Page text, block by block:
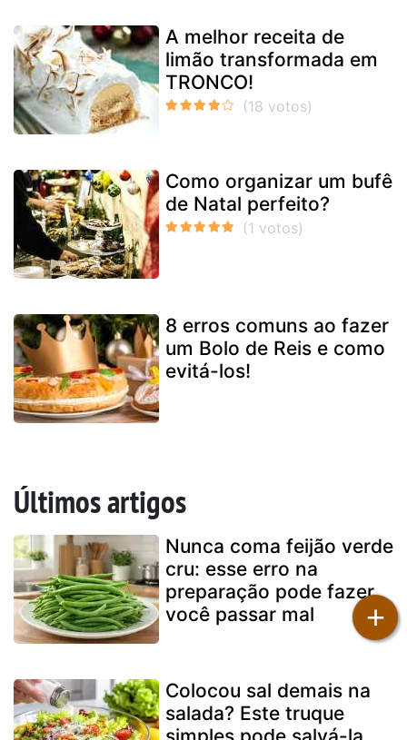
A melhor receita de
limão transformada em
TRONCO!
Como organizar um bufê
de Natal perfeito?
8 erros comuns ao fazer
um Bolo de Reis e como
evitá-los!
Últimos artigos
Nunca coma feijão verde
cru: esse erro na
preparação pode fazer
você passar mal
Colocou sal demais na
salada? Este truque
+